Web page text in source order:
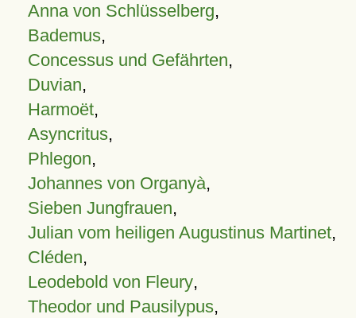
Anna von Schlüsselberg,
Bademus,
Concessus und Gefährten,
Duvian,
Harmoët,
Asyncritus,
Phlegon,
Johannes von Organyà,
Sieben Jungfrauen,
Julian vom heiligen Augustinus Martinet,
Cléden,
Leodebold von Fleury,
Theodor und Pausilypus,